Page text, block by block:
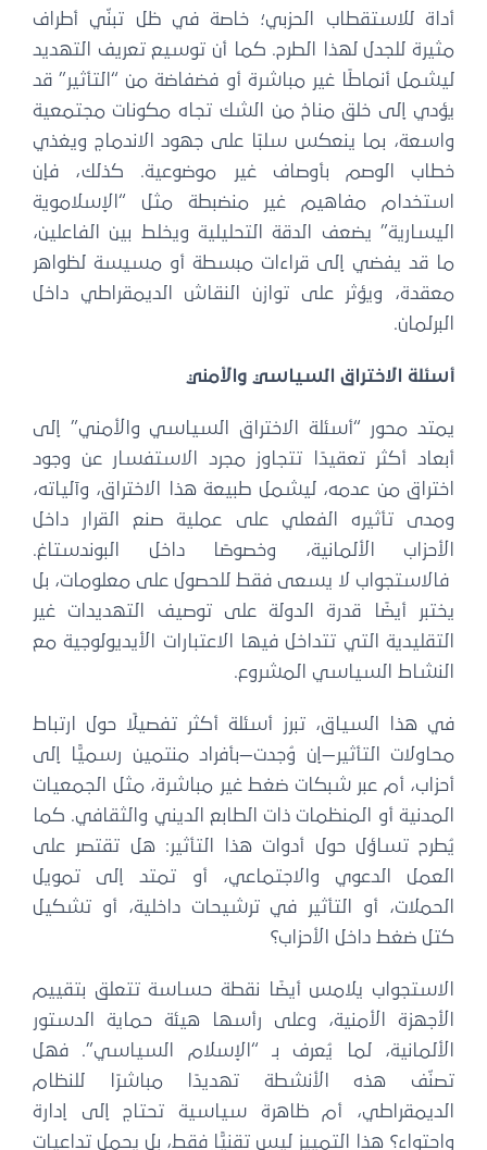
أداة للاستقطاب الحزبي؛ خاصة في ظل تبنّي أطراف
مثيرة للجدل لهذا الطرح. كما أن توسيع تعريف التهديد
ليشمل أنماطًا غير مباشرة أو فضفاضة من “التأثير” قد
يؤدي إلى خلق مناخ من الشك تجاه مكونات مجتمعية
واسعة، بما ينعكس سلبًا على جهود الاندماج ويغذي
خطاب الوصم بأوصاف غير موضوعية. كذلك، فإن
استخدام مفاهيم غير منضبطة مثل “الإسلاموية
اليسارية” يضعف الدقة التحليلية ويخلط بين الفاعلين،
ما قد يفضي إلى قراءات مبسطة أو مسيسة لظواهر
معقدة، ويؤثر على توازن النقاش الديمقراطي داخل
البرلمان.
أسئلة الاختراق السياسي والأمني
يمتد محور “أسئلة الاختراق السياسي والأمني” إلى
أبعاد أكثر تعقيدًا تتجاوز مجرد الاستفسار عن وجود
اختراق من عدمه، ليشمل طبيعة هذا الاختراق، وآلياته،
ومدى تأثيره الفعلي على عملية صنع القرار داخل
الأحزاب الألمانية، وخصوصًا داخل البوندستاغ.
فالاستجواب لا يسعى فقط للحصول على معلومات، بل
يختبر أيضًا قدرة الدولة على توصيف التهديدات غير
التقليدية التي تتداخل فيها الاعتبارات الأيديولوجية مع
النشاط السياسي المشروع.
في هذا السياق، تبرز أسئلة أكثر تفصيلًا حول ارتباط
محاولات التأثير—إن وُجدت—بأفراد منتمين رسميًّا إلى
أحزاب، أم عبر شبكات ضغط غير مباشرة، مثل الجمعيات
المدنية أو المنظمات ذات الطابع الديني والثقافي. كما
يُطرح تساؤل حول أدوات هذا التأثير: هل تقتصر على
العمل الدعوي والاجتماعي، أو تمتد إلى تمويل
الحملات، أو التأثير في ترشيحات داخلية، أو تشكيل
كتل ضغط داخل الأحزاب؟
الاستجواب يلامس أيضًا نقطة حساسة تتعلق بتقييم
الأجهزة الأمنية، وعلى رأسها هيئة حماية الدستور
الألمانية، لما يُعرف بـ “الإسلام السياسي”. فهل
تصنّف هذه الأنشطة تهديدًا مباشرًا للنظام
الديمقراطي، أم ظاهرة سياسية تحتاج إلى إدارة
واحتواء؟ هذا التمييز ليس تقنيًّا فقط، بل يحمل تداعيات